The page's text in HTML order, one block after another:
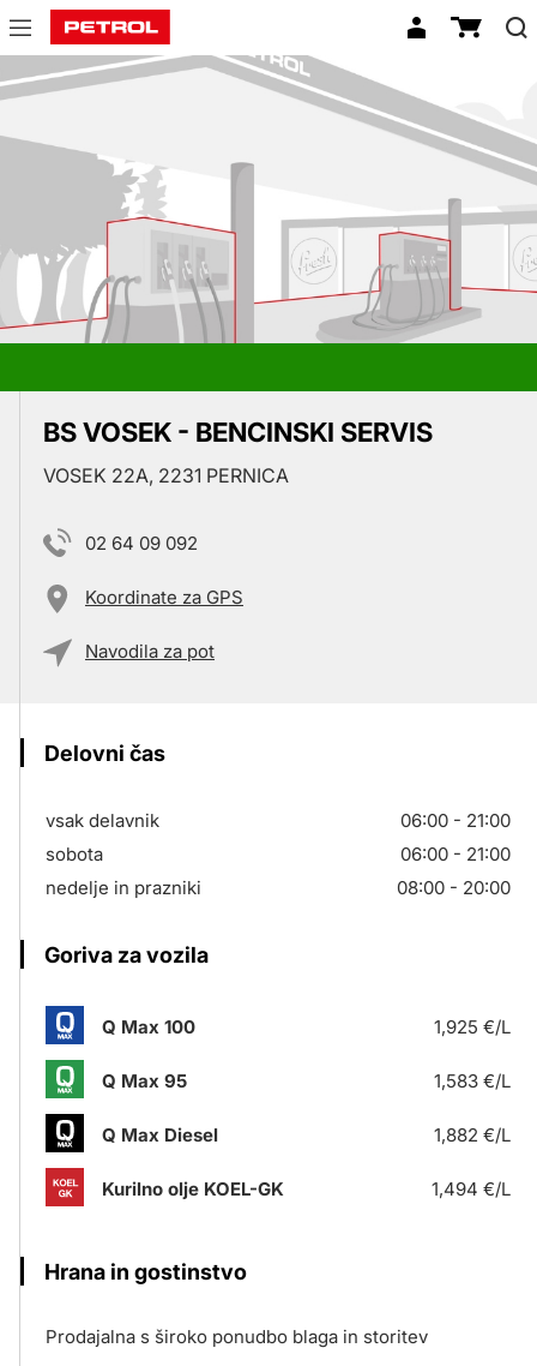
Prodajna
mesta
BS VOSEK - BENCINSKI SERVIS
VOSEK 22A, 2231 PERNICA
02 64 09 092
Koordinate za GPS
Navodila za pot
Delovni čas
vsak delavnik
06:00 - 21:00
sobota
06:00 - 21:00
nedelje in prazniki
08:00 - 20:00
Goriva za vozila
Q Max 100 1,925 €/L
Q Max 95 1,583 €/L
Q Max Diesel 1,882 €/L
Kurilno olje KOEL-GK 1,494 €/L
Hrana in gostinstvo
Prodajalna s široko ponudbo blaga in storitev